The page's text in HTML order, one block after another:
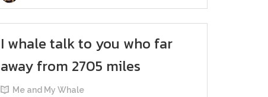
I whale talk to you who far
away from 2705 miles
Me and My Whale